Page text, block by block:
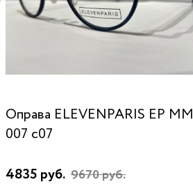
Оправа ELEVENPARIS EP MM
007 c07
4835 руб. 9670 руб.